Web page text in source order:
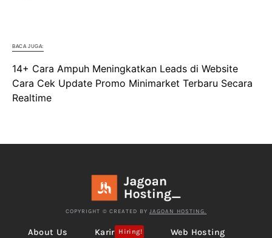
BACA JUGA:
14+ Cara Ampuh Meningkatkan Leads di Website
Cara Cek Update Promo Minimarket Terbaru Secara
Realtime
COPYRIGHT © CREATED BY JAGOAN HOSTING.
About Us Karir Hiring! Web Hosting